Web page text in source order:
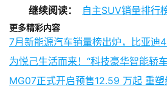
继续阅读：
自主SUV销量排行
更多精彩内容
7月新能源汽车销量榜出炉，比亚迪
为悦己生活而来！“科技豪华智能轿
MG07正式开启预售12.59 万起 重